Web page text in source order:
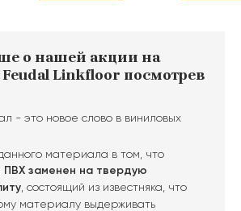
о нашей акции на
Linkfloor посмотрев
- это новое слово в виниловых
материала в том, что
ПВХ заменен на твердую
, состоящий из известняка, что
материалу выдерживать